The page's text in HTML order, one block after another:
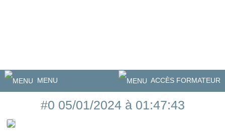
MENU ACCÈS FORMATEUR
#0 05/01/2024 à 01:47:43